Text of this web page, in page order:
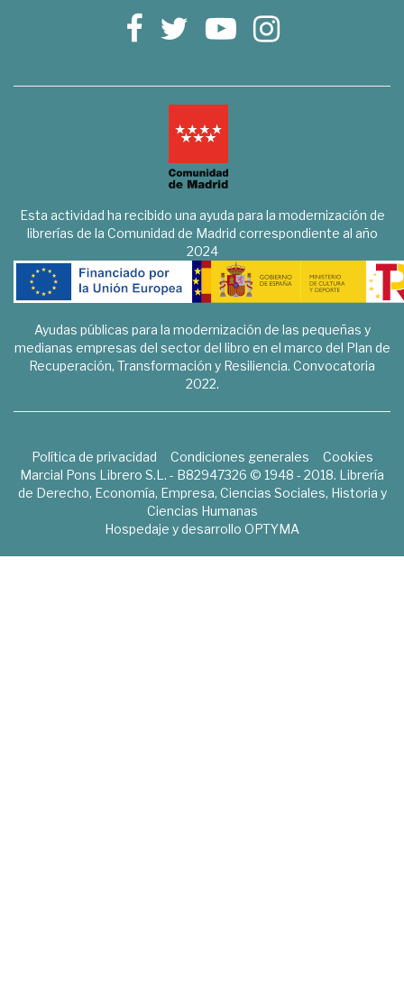
Esta actividad ha recibido una ayuda para la modernización de
librerías de la Comunidad de Madrid correspondiente al año
2024
Ayudas públicas para la modernización de las pequeñas y
medianas empresas del sector del libro en el marco del Plan de
Recuperación, Transformación y Resiliencia. Convocatoria
2022.
Política de privacidad Condiciones generales
Cookies
Marcial Pons Librero S.L. - B82947326 © 1948 - 2018. Librería
de Derecho, Economía, Empresa, Ciencias Sociales, Historia y
Ciencias Humanas
Hospedaje y desarrollo OPTYMA